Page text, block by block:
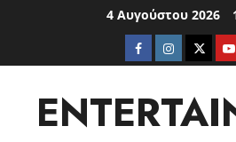
4 Αυγούστου 2026
Facebook
Instagram
Twitter